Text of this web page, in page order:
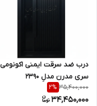
درب ضد سرقت ایمنی اکونومی
سری مدرن مدلِ 2390
35,400,000
2%
34,450,000